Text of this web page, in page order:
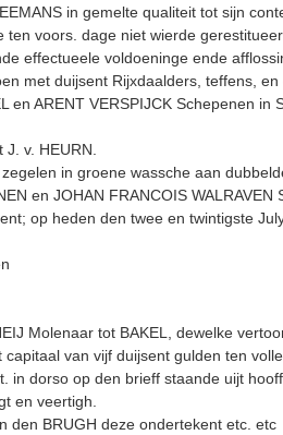
in gemelte qualiteit tot sijn
voors. dage niet wierde
effectueele voldoeninge ende
met duijsent Rijxdaalders, teffens, en
en ARENT VERSPIJCK Schepenen
v. HEURN.
in groene wassche aan
en JOHAN FRANCOIS
op heden den twee en twintigste
Molenaar tot BAKEL, dewelke
van vijf duijsent gulden ten
in dorso op den brieff staande uijt
en veertigh.
den BRUGH deze ondertekent etc. etc